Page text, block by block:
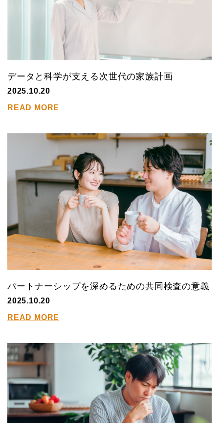
データと科学が支える次世代の家族計画
2025.10.20
READ MORE
パートナーシップを深めるための共同検査の意義
2025.10.20
READ MORE